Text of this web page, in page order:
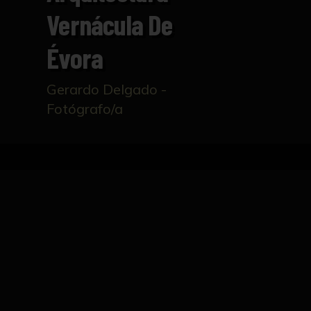
Vernácula De
Évora
Gerardo Delgado -
Fotógrafo/a